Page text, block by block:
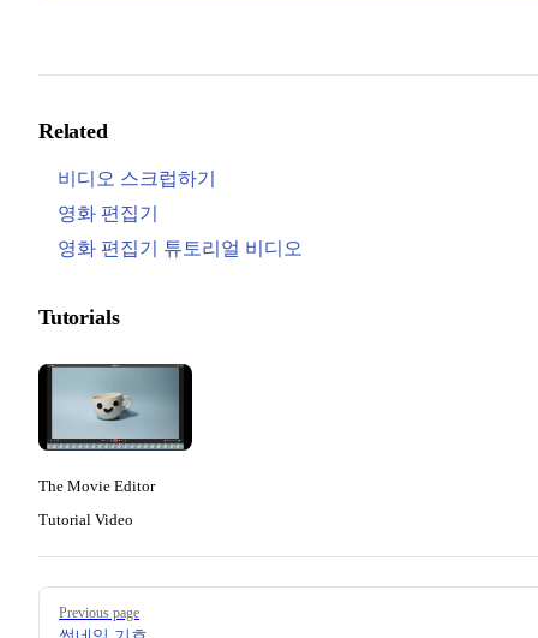
Related
비디오 스크럽하기
영화 편집기
영화 편집기 튜토리얼 비디오
Tutorials
The Movie Editor
Tutorial Video
Pager
Previous page